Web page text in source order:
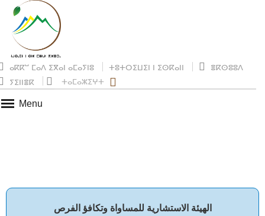
ⴰⴽⴽⵯ ⵎⴰⴷ ⵉⴳⴰⵏ ⴰⵎⴰⵢⵏⵓ ⵜⵓⵜⵔⵉⵡⵉⵏ ⵏ ⵉⵙⴽⴰⵏⵏ
ⴻⴽⵙⵓⵓⴷ
ⵢⵉⵏⵏⴻⴽ
ⵜⴰⵎⴰⵣⵉⵖⵜ
Menu
الهيئة الاستشارية للمساواة وتكافؤ الفرص